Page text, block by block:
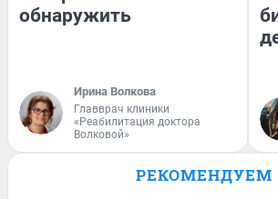
обнаружить
Ирина Волкова
Главврач клиники
«Реабилитация доктора
Волковой»
РЕКОМЕНДУЕМ